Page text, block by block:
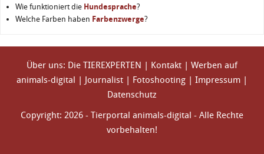
Wie funktioniert die Hundesprache?
Welche Farben haben Farbenzwerge?
Über uns: Die TIEREXPERTEN | Kontakt | Werben auf
animals-digital | Journalist | Fotoshooting | Impressum |
Datenschutz
Copyright: 2026 - Tierportal animals-digital - Alle Rechte
vorbehalten!